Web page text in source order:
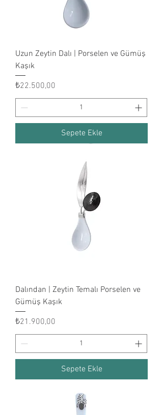
Uzun Zeytin Dalı | Porselen ve Gümüş
Kaşık
Fiyat
₺22.500,00
Sepete Ekle
Dalından | Zeytin Temalı Porselen ve
Gümüş Kaşık
Fiyat
₺21.900,00
Sepete Ekle